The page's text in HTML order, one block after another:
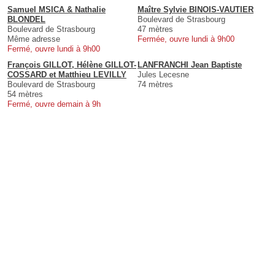
Samuel MSICA & Nathalie
BLONDEL
Boulevard de Strasbourg
Même adresse
Fermé, ouvre lundi à 9h00
Maître Sylvie BINOIS-VAUTIER
Boulevard de Strasbourg
47 mètres
Fermée, ouvre lundi à 9h00
François GILLOT, Hélène GILLOT-
COSSARD et Matthieu LEVILLY
Boulevard de Strasbourg
54 mètres
Fermé, ouvre demain à 9h
LANFRANCHI Jean Baptiste
Jules Lecesne
74 mètres